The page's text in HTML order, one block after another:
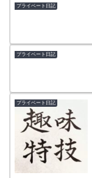
プライベート日記
プライベート日記
プライベート日記